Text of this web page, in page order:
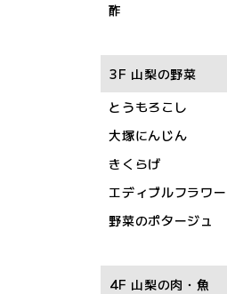
酢
3F 山梨の野菜
とうもろこし
大塚にんじん
きくらげ
エディブルフラワー
野菜のポタージュ
4F 山梨の肉・魚